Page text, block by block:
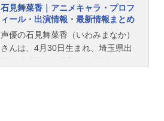
石見舞菜香｜アニメキャラ・プロフ
ィール・出演情報・最新情報まとめ
声優の石見舞菜香（いわみまなか）
さんは、4月30日生まれ、埼玉県出